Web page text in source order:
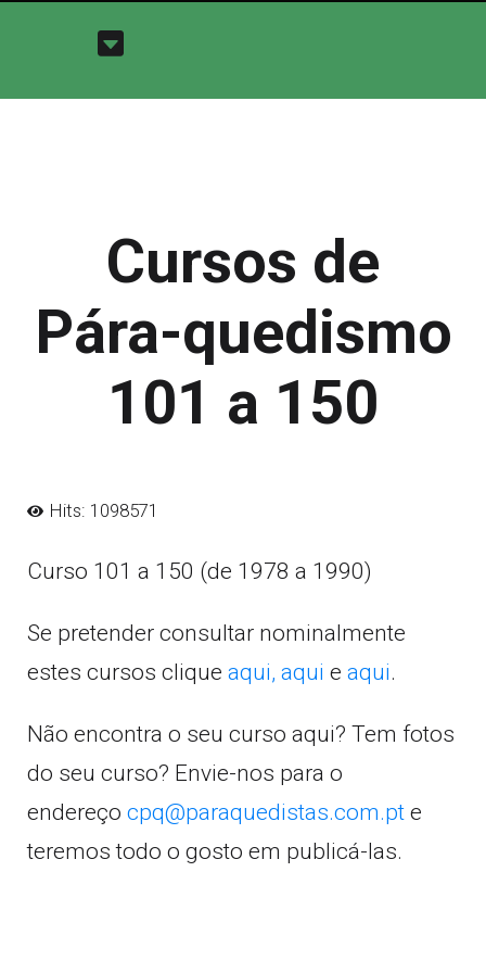
Cursos de
Pára-quedismo
101 a 150
Hits: 1098571
Curso 101 a 150 (de 1978 a 1990)
Se pretender consultar nominalmente
estes cursos clique aqui, aqui e aqui.
Não encontra o seu curso aqui? Tem fotos
do seu curso? Envie-nos para o
endereço cpq@paraquedistas.com.pt e
teremos todo o gosto em publicá-las.